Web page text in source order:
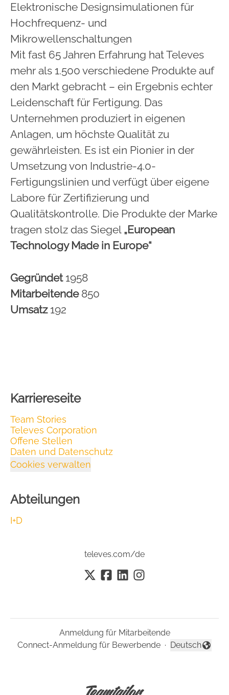
Elektronische Designsimulationen für
Hochfrequenz- und
Mikrowellenschaltungen
Mit fast 65 Jahren Erfahrung hat Televes
mehr als 1.500 verschiedene Produkte auf
den Markt gebracht – ein Ergebnis echter
Leidenschaft für Fertigung. Das
Unternehmen produziert in eigenen
Anlagen, um höchste Qualität zu
gewährleisten. Es ist ein Pionier in der
Umsetzung von Industrie-4.0-
Fertigungslinien und verfügt über eigene
Labore für Zertifizierung und
Qualitätskontrolle. Die Produkte der Marke
tragen stolz das Siegel „European
Technology Made in Europe“
Gegründet 1958
Mitarbeitende 850
Umsatz 192
Karriereseite
Team Stories
Televes Corporation
Offene Stellen
Daten und Datenschutz
Cookies verwalten
Abteilungen
I+D
televes.com/de
Anmeldung für Mitarbeitende
Connect-Anmeldung für Bewerbende ·
Sprache
Deutsch